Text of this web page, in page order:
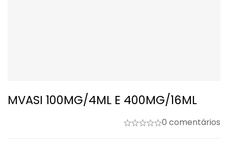
MVASI 100MG/4ML E 400MG/16ML
0 comentários